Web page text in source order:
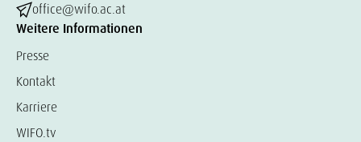
office@wifo.ac.at
Weitere Informationen
Presse
Kontakt
Karriere
WIFO.tv